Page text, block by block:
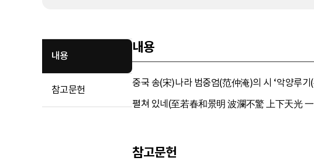
내용
참고문헌
내용
중국 송(宋)나라 범중엄(范仲淹)의 시 ‘악양루
펼쳐 있네(至若春和景明 波瀾不驚 上下天光
참고문헌